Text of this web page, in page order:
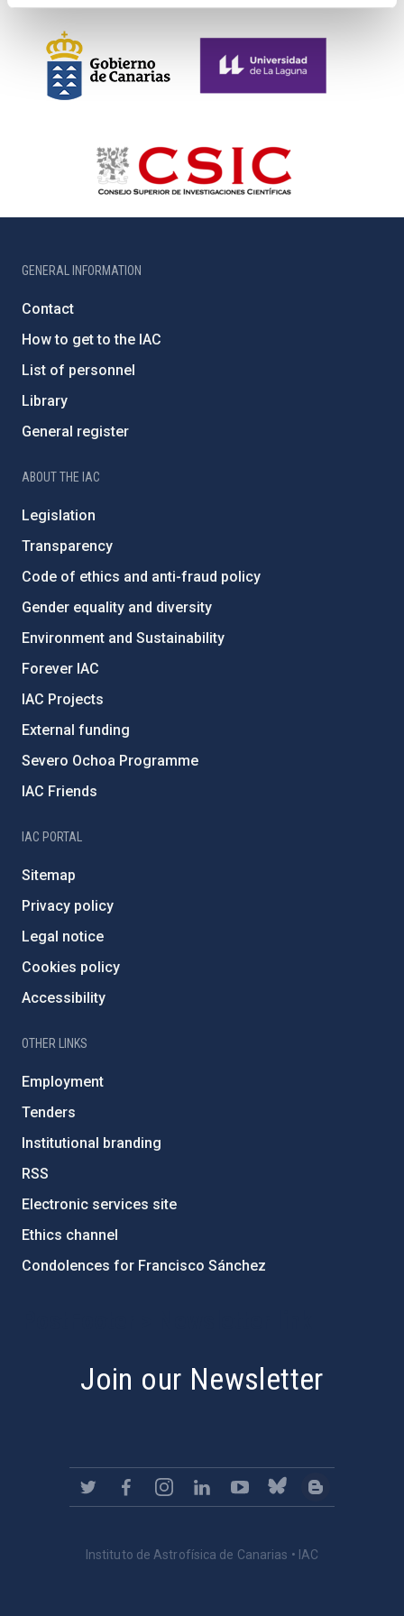
GENERAL INFORMATION
Contact
How to get to the IAC
List of personnel
Library
General register
ABOUT THE IAC
Legislation
Transparency
Code of ethics and anti-fraud policy
Gender equality and diversity
Environment and Sustainability
Forever IAC
IAC Projects
External funding
Severo Ochoa Programme
IAC Friends
IAC PORTAL
Sitemap
Privacy policy
Legal notice
Cookies policy
Accessibility
OTHER LINKS
Employment
Tenders
Institutional branding
RSS
Electronic services site
Ethics channel
Condolences for Francisco Sánchez
Join our Newsletter
Instituto de Astrofísica de Canarias • IAC